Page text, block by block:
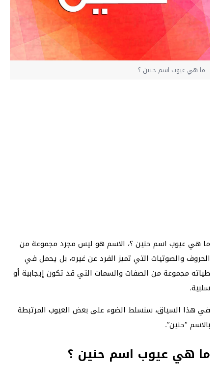
ما هي عيوب اسم حنين ؟
ما هي عيوب اسم حنين ؟، الاسم هو ليس مجرد مجموعة من
الحروف والصوتيات التي تميز الفرد عن غيره، بل يحمل في
طياته مجموعة من الصفات والسمات التي قد تكون إيجابية أو
سلبية.
في هذا السياق، سنسلط الضوء على بعض العيوب المرتبطة
بالاسم “حنين”.
ما هي عيوب اسم حنين ؟